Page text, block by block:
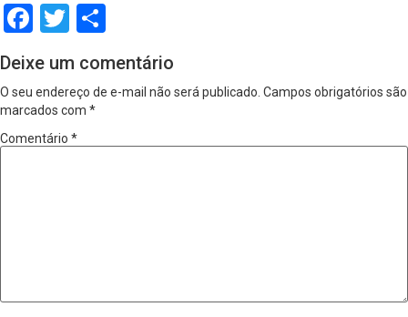
Facebook
Twitter
Deixe um comentário
O seu endereço de e-mail não será publicado. Campos obrigatórios são
marcados com *
Comentário *